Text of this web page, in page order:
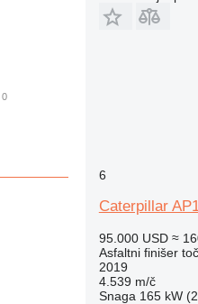
6
Caterpillar
95.000 USD ≈
Asfaltni finišer
2019
4.539 m/č
Snaga 165 kW